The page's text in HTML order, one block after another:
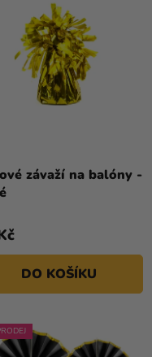
závaží na balóny -
DO KOŠÍKU